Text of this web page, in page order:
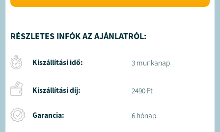
RÉSZLETES INFÓK AZ AJÁNLATRÓL:
Kiszállítási idő: 3 munkanap
Kiszállítási díj: 2490 Ft
Garancia: 6 hónap